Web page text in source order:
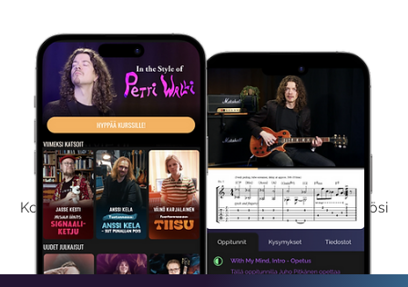
Kokeile Ilmaiseksi
Kokeilemalla ilmaiseksi saat koko sisältömme käyttöösi
viikon ajaksi.